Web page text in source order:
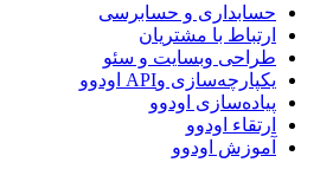
حسابداری و حسابرسی
ارتباط با مشتریان
طراحی وبسایت و سئو
یکپارچه‌سازی وAPI اودوو
پیاده‌سازی اودوو
ارتقاء اودوو
آموزش اودوو